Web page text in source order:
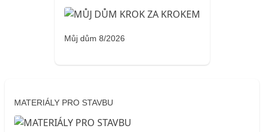
Můj dům 8/2026
MATERIÁLY PRO STAVBU